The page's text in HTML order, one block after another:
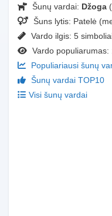
Šunų vardai: Džoga
Šuns lytis: Patelė
Vardo ilgis: 5
Vardo
Populiariausi šunų
Šunų vardai TOP10
Visi šunų vardai